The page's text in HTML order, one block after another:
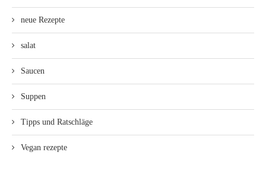
neue Rezepte
salat
Saucen
Suppen
Tipps und Ratschläge
Vegan rezepte